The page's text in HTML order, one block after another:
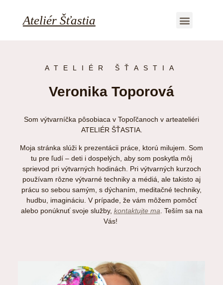
Ateliér Šťastia
ATELIÉR ŠŤASTIA
Veronika Toporová
Som výtvarníčka pôsobiaca v Topoľčanoch v arteateliéri
ATELIÉR ŠŤASTIA.
Moja stránka slúži k prezentácii práce, ktorú milujem. Som
tu pre ľudí – deti i dospelých, aby som poskytla môj
sprievod pri výtvarných hodinách. Pri výtvarných kurzoch
používam rôzne výtvarné techniky a médiá, ale takisto aj
prácu so sebou samým, s dýchaním, meditačné techniky,
hudbu, imagináciu. V prípade, že vám môžem pomôcť
alebo ponúknuť svoje služby, kontaktujte ma . Teším sa na
Vás!